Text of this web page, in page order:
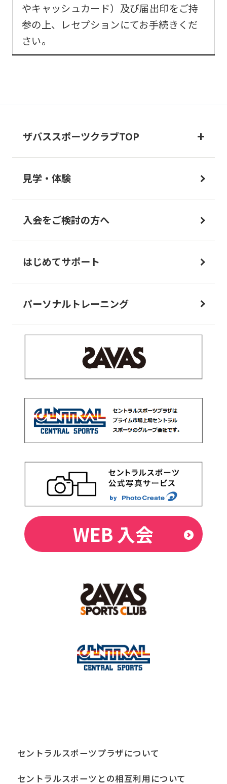
やキャッシュカード）及び届出印をご持
参の上、レセプションにてお手続きくだ
さい。
ザバススポーツクラブTOP
見学・体験
入会をご検討の方へ
はじめてサポート
パーソナルトレーニング
WEB 入会
セントラルスポーツプラザについて
セントラルスポーツとの相互利用について